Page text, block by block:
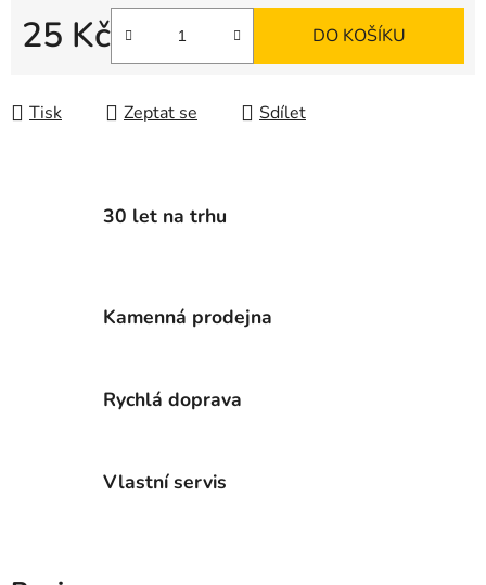
25 Kč
Měrná cena:
DO KOŠÍKU
Tisk Zeptat se Sdílet
30 let na trhu
Kamenná prodejna
Rychlá doprava
Vlastní servis